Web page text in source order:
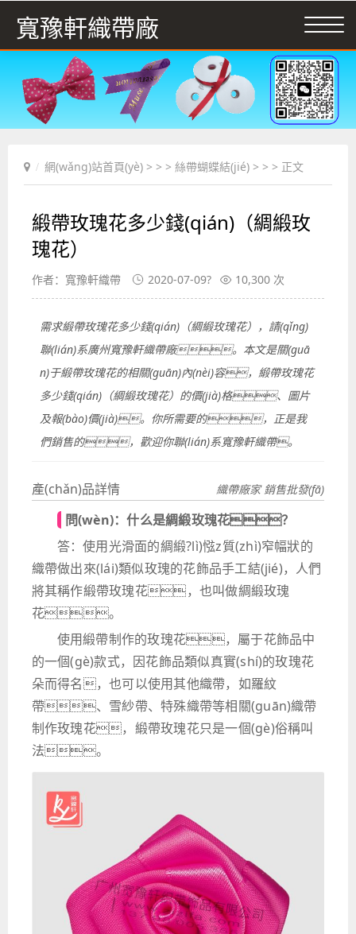
寬豫軒織帶廠
網(wǎng)站首頁(yè) > > > 絲帶蝴蝶結(jié) > > > 正文
緞帶玫瑰花多少錢(qián)（綢緞玫
瑰花）
作者：寬豫軒織帶 2020-07-09? 10,300 次
需求緞帶玫瑰花多少錢(qián)（綢緞玫瑰花），請(qǐng)
聯(lián)系廣州寬豫軒織帶廠。本文是關(guā
n)于緞帶玫瑰花的相關(guān)內(nèi)容，緞帶玫瑰花
多少錢(qián)（綢緞玫瑰花）的價(jià)格、圖片
及報(bào)價(jià)。你所需要的，正是我
們銷售的，歡迎你聯(lián)系寬豫軒織帶。
產(chǎn)品詳情 織帶廠家 銷售批發(fā)
問(wèn)：什么是綢緞玫瑰花？
答：使用光滑面的綢緞?lì)惤z質(zhì)窄幅狀的
織帶做出來(lái)類似玫瑰的花飾品手工結(jié)，人們
將其稱作緞帶玫瑰花，也叫做綢緞玫瑰
花。
使用緞帶制作的玫瑰花，屬于花飾品中
的一個(gè)款式，因花飾品類似真實(shí)的玫瑰花
朵而得名，也可以使用其他織帶，如羅紋
帶、雪紗帶、特殊織帶等相關(guān)織帶
制作玫瑰花，緞帶玫瑰花只是一個(gè)俗稱叫
法。